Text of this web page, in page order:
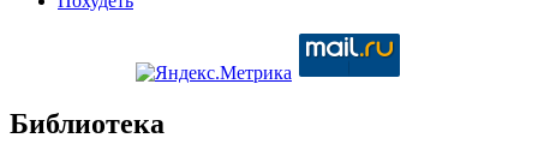
Библиотека